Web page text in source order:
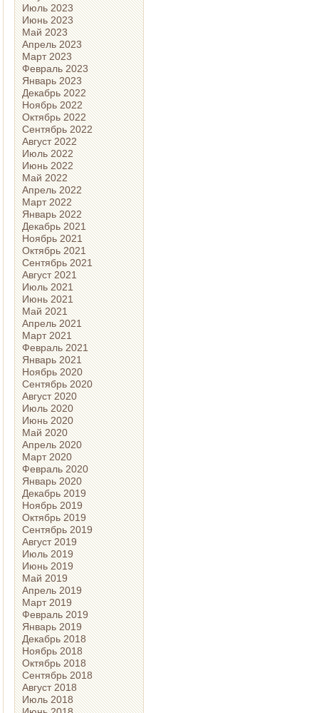
Июль 2023
Июнь 2023
Май 2023
Апрель 2023
Март 2023
Февраль 2023
Январь 2023
Декабрь 2022
Ноябрь 2022
Октябрь 2022
Сентябрь 2022
Август 2022
Июль 2022
Июнь 2022
Май 2022
Апрель 2022
Март 2022
Январь 2022
Декабрь 2021
Ноябрь 2021
Октябрь 2021
Сентябрь 2021
Август 2021
Июль 2021
Июнь 2021
Май 2021
Апрель 2021
Март 2021
Февраль 2021
Январь 2021
Ноябрь 2020
Сентябрь 2020
Август 2020
Июль 2020
Июнь 2020
Май 2020
Апрель 2020
Март 2020
Февраль 2020
Январь 2020
Декабрь 2019
Ноябрь 2019
Октябрь 2019
Сентябрь 2019
Август 2019
Июль 2019
Июнь 2019
Май 2019
Апрель 2019
Март 2019
Февраль 2019
Январь 2019
Декабрь 2018
Ноябрь 2018
Октябрь 2018
Сентябрь 2018
Август 2018
Июль 2018